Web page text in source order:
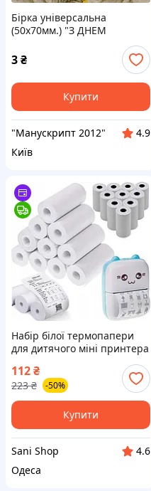
Бірка універсальна
(50х70мм.) "З ДНЕМ
3₴
Купити
"Манускрипт 2012"
4.9
Київ
Набір білої термопапери
для дитячого міні принтера
з термодруком, 5 рулонів
SS-JN419
112₴
223 ₴ -50%
Купити
Sani Shop
4.6
Одеса